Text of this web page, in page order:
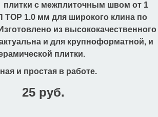
плитки с межплиточным швом от 1
1.0 мм для широкого клина по
из высококачественного
и для крупноформатной, и
плитки.
и простая в работе.
25 руб.